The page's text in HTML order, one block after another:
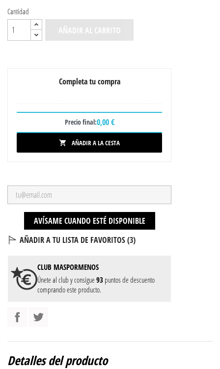
Cantidad
AÑADIR AL CARRITO
Completa tu compra
Precio final:0,00 €
 AÑADIR A LA CESTA
AVÍSAME CUANDO ESTÉ DISPONIBLE
AÑADIR A TU LISTA DE FAVORITOS (3)
CLUB MASPORMENOS
Únete al club y consigue93 puntos de descuento
comprando este producto.
Detalles del producto